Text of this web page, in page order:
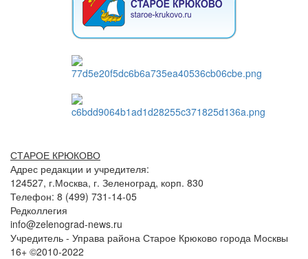
СТАРОЕ КРЮКОВО
Адрес редакции и учредителя:
124527, г.Москва, г. Зеленоград, корп. 830
Телефон: 8 (499) 731-14-05
Редколлегия
info@zelenograd-news.ru
Учредитель - Управа района Старое Крюково города Москвы
16+ ©2010-2022